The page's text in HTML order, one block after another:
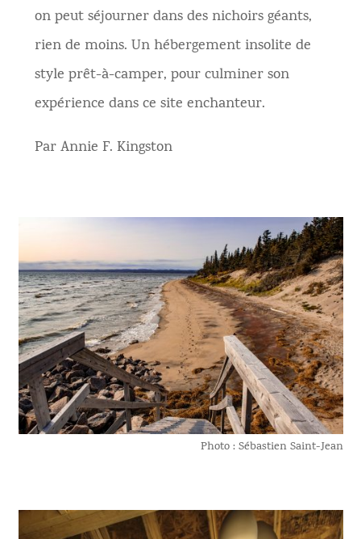
on peut séjourner dans des nichoirs géants,
rien de moins. Un hébergement insolite de
style prêt-à-camper, pour culminer son
expérience dans ce site enchanteur.
Par Annie F. Kingston
Photo : Sébastien Saint-Jean